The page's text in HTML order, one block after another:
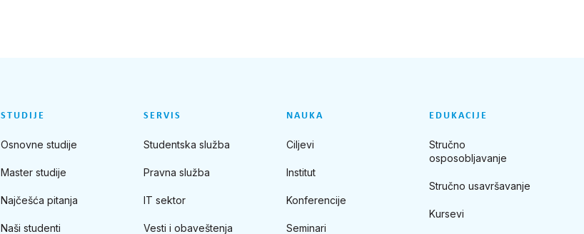
STUDIJE
Osnovne studije
Master studije
Najčešća pitanja
Naši studenti
SERVIS
Studentska služba
Pravna služba
IT sektor
Vesti i obaveštenja
NAUKA
Ciljevi
Institut
Konferencije
Seminari
EDUKACIJE
Stručno
osposobljavanje
Stručno usavršavanje
Kursevi